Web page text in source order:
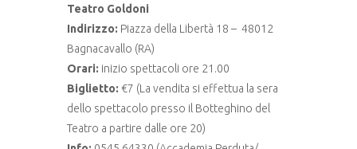
Teatro Goldoni
Indirizzo: Piazza della Libertà 18 – 48012
Bagnacavallo (RA)
Orari: inizio spettacoli ore 21.00
Biglietto: €7 (La vendita si effettua la sera
dello spettacolo presso il Botteghino del
Teatro a partire dalle ore 20)